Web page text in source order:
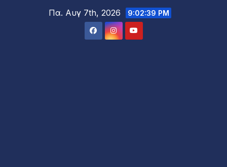
Πα. Αυγ 7th, 2026 9:02:41 PM